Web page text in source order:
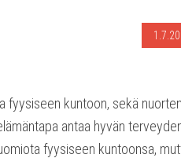
fyysiseen kuntoon, sekä nuorten
antaa hyvän
fyysiseen kuntoonsa,